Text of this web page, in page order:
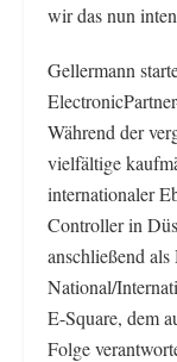
wir das nun
Gellermann
Während der
vielfältige
internationaler
Controller in
anschließend
National/
E-Square, dem
Folge